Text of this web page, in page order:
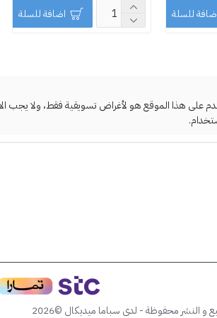
للسلة اضافة للسلة
على هذا الموقع هو لأغراض تسويقية فقط، ولا يجب
و النشر محفوظة - لدى سباما ميديكال ©2026